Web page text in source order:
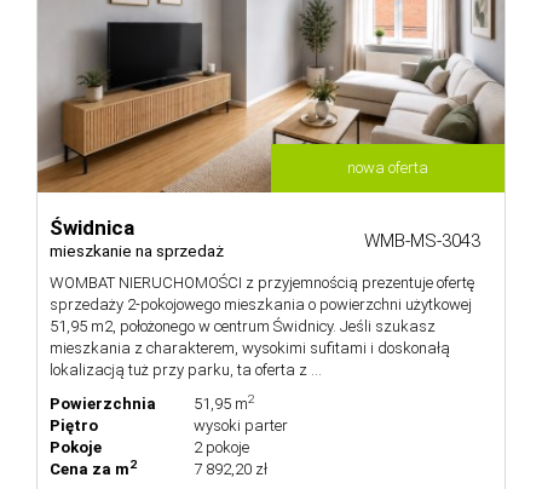
nowa oferta
Świdnica
mieszkanie na sprzedaż WMB-MS-3043
WOMBAT NIERUCHOMOŚCI z przyjemnością prezentuje ofertę
sprzedaży 2-pokojowego mieszkania o powierzchni użytkowej
51,95 m2, położonego w centrum Świdnicy. Jeśli szukasz
mieszkania z charakterem, wysokimi sufitami i doskonałą
lokalizacją tuż przy parku, ta oferta z ...
Powierzchnia
51,95 m2
Piętro
wysoki parter
Pokoje
2 pokoje
Cena za m2 7 892,20 zł